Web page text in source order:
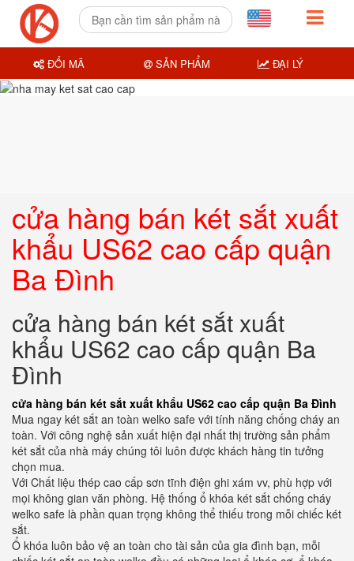
cửa hàng bán két sắt xuất
khẩu US62 cao cấp quận
Ba Đình
cửa hàng bán két sắt xuất
khẩu US62 cao cấp quận Ba
Đình
cửa hàng bán két sắt xuất khẩu US62 cao cấp quận Ba Đình
Mua ngay két sắt an toàn welko safe với tính năng chống cháy an
toàn. Với công nghệ sản xuất hiện đại nhất thị trường sản phẩm
két sắt của nhà máy chúng tôi luôn được khách hàng tin tưởng
chọn mua.
Với Chất liệu thép cao cấp sơn tĩnh điện ghi xám vv, phù hợp với
mọi không gian văn phòng. Hệ thống ổ khóa két sắt chống cháy
welko safe là phần quan trọng không thể thiếu trong mỗi chiếc két
sắt.
Ổ khóa luôn bảo vệ an toàn cho tài sản của gia đình bạn, mỗi
ĐỔI MÃ SẢN PHẨM ĐẠI LÝ